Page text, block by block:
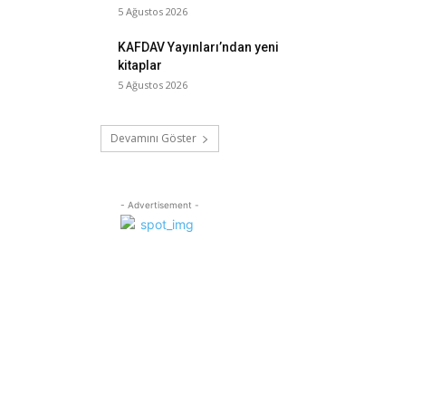
5 Ağustos 2026
KAFDAV Yayınları’ndan yeni
kitaplar
5 Ağustos 2026
Devamını Göster
- Advertisement -